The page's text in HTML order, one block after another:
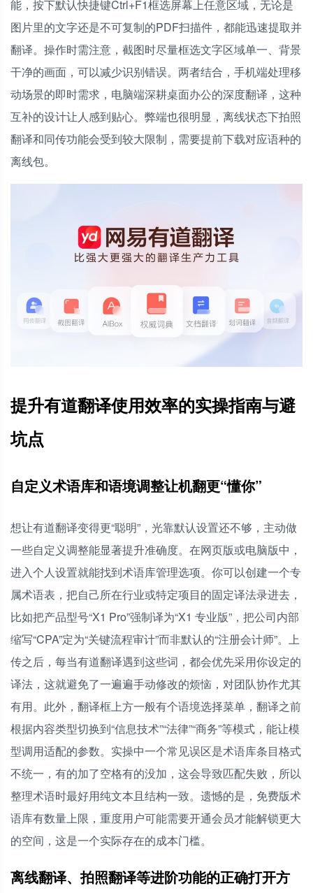
能，按下默认快捷键Ctrl+F1框选屏幕上任意区域，无论是
图片里的文字还是不可复制的PDF扫描件，都能迅速提取并
翻译。操作时需注意，截图时尽量框选文字区域单一、背景
干净的画面，可以减少识别错误。两者结合，手机端处理移
动场景的即时需求，电脑端深耕桌面办公的深度翻译，这种
互补的设计让人感到贴心。弊端也很明显，离线状态下拍照
翻译和同传功能会受到较大限制，需要提前下载对应语种的
离线包。
提升有道翻译使用效率的实操指南与避
坑点
自定义术语库和语境调整让机翻更“懂你”
想让有道翻译变得更“聪明”，光靠默认设置还不够，主动做
一些自定义调整能显著提升准确度。在网页版或电脑版中，
进入个人设置就能找到术语库管理选项。你可以创建一个专
属术语表，把自己所在行业或特定项目的固定译法录进去，
比如把产品型号“X1 Pro”强制译为“X1 专业版”，把公司内部
缩写“CPA”定为“关键流程审计”而非默认的“注册会计师”。上
传之后，每当有道翻译遇到这些词，都会优先采用你设定的
译法，这就避免了一遍遍手动修改的烦恼，对团队协作尤其
有用。此外，翻译框上方一般有个语境选择菜单，翻译之前
根据内容类型切换到“信息技术”“法律”“商务”等模式，能让模
型调用适配的参数。实操中一个常见误区是术语库条目格式
不统一，有的加了空格有的没加，这会导致匹配失败，所以
整理术语时最好用纯文本且结构一致。遗憾的是，免费版术
语库有数量上限，重度用户可能需要开通会员才能解锁更大
的空间，这是一个实际存在的成本门槛。
离线翻译、拍照翻译等进阶功能的正确打开方